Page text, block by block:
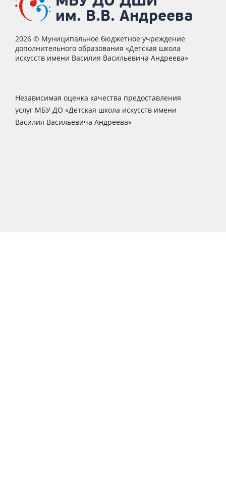
им. В.В. Андреева
2026 © Муниципальное бюджетное учреждение
дополнительного образования «Детская школа
искусств имени Василия Васильевича Андреева»
Независимая оценка качества предоставления
услуг МБУ ДО «Детская школа искусств имени
Василия Васильевича Андреева»